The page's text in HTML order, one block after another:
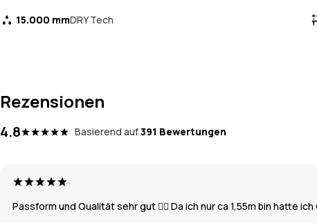
15.000 mmDRY Tech
Rezensionen
4.8 Basierend auf391 Bewertungen
Passform und Qualität sehr gut 👍🏽 Da ich nur ca 1,55m bin hatte